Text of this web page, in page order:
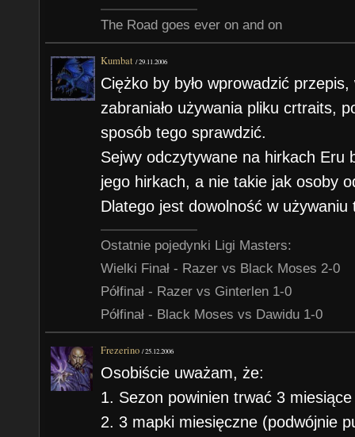
The Road goes ever on and on
Kumbat /29.11.2006
Ciężko by było wprowadzić
zabraniało używania pliku crtraits,
sposób tego sprawdzić.
Sejwy odczytywane na hirkach Eru
jego hirkach, a nie takie jak osoby
Dlatego jest dowolność w używaniu
Ostatnie pojedynki Ligi Masters:
Wielki Finał - Razer vs Black Moses 2-0
Półfinał - Razer vs Ginterlen 1-0
Półfinał - Black Moses vs Dawidu 1-0
Frezerino /25.12.2006
Osobiście uważam, że:
1. Sezon powinien trwać 3
2. 3 mapki miesięczne (podwójnie